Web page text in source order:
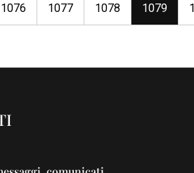
1076 1077 1078 1079